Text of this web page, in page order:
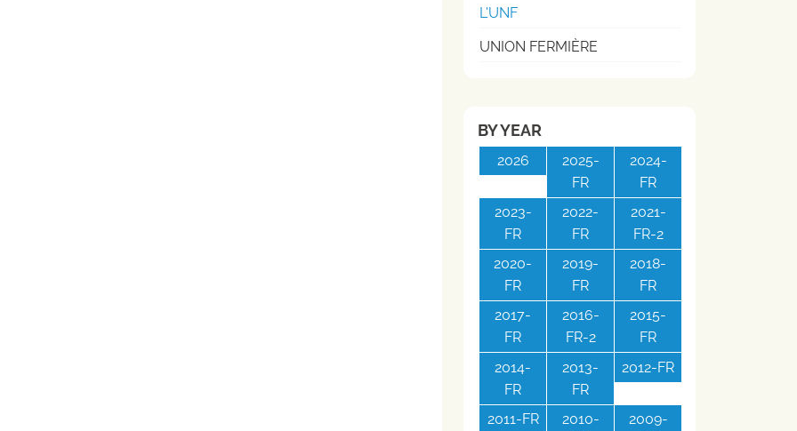
L'UNF
UNION FERMIÈRE
BY YEAR
2026
2025-
FR
2024-
FR
2023-
FR
2022-
FR
2021-
FR-2
2020-
FR
2019-
FR
2018-
FR
2017-
FR
2016-
FR-2
2015-
FR
2014-
FR
2013-
FR
2012-FR
2011-FR
2010-
2009-